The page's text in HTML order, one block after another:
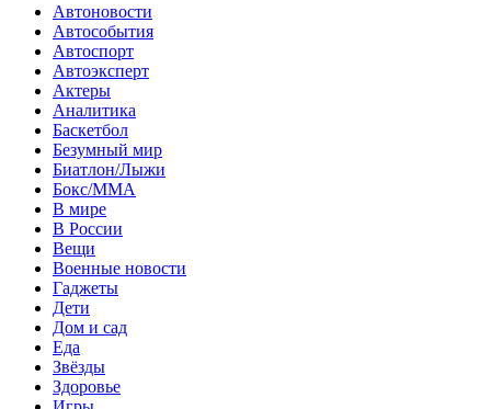
Автоновости
Автособытия
Автоспорт
Автоэксперт
Актеры
Аналитика
Баскетбол
Безумный мир
Биатлон/Лыжи
Бокс/MMA
В мире
В России
Вещи
Военные новости
Гаджеты
Дети
Дом и сад
Еда
Звёзды
Здоровье